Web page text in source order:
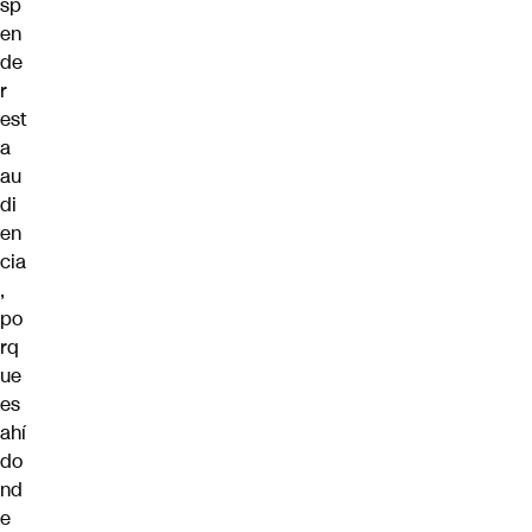
en
de
r
est
a
au
di
en
cia
,
po
rq
ue
es
ahí
do
nd
e